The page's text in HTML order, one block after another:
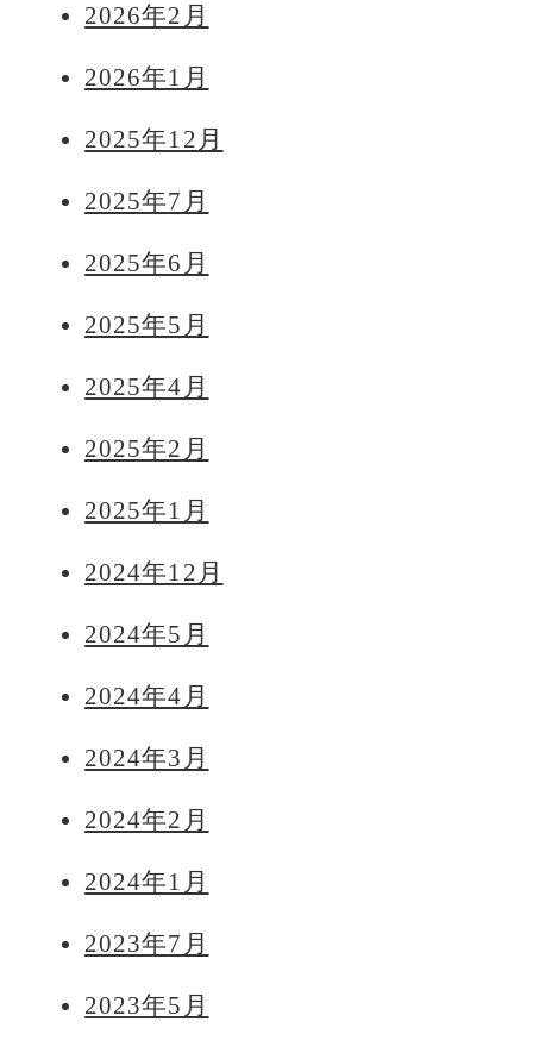
2026年2月
2026年1月
2025年12月
2025年7月
2025年6月
2025年5月
2025年4月
2025年2月
2025年1月
2024年12月
2024年5月
2024年4月
2024年3月
2024年2月
2024年1月
2023年7月
2023年5月